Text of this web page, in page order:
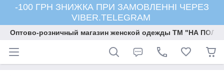
-100 ГРН ЗНИЖКА ПРИ ЗАМОВЛЕННІ ЧЕРЕЗ
VIBER.TELEGRAM
Оптово-розничный магазин женской одежды ТМ "НА